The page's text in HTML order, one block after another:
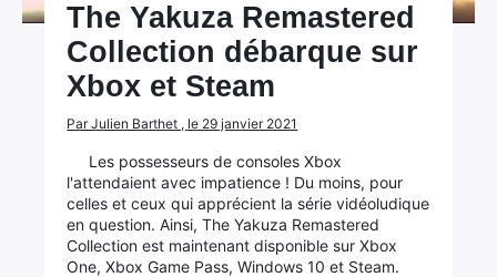
The Yakuza Remastered
Collection débarque sur
Xbox et Steam
Par Julien Barthet , le 29 janvier 2021
Les possesseurs de consoles Xbox
l'attendaient avec impatience ! Du moins, pour
celles et ceux qui apprécient la série vidéoludique
en question. Ainsi, The Yakuza Remastered
Collection est maintenant disponible sur Xbox
One, Xbox Game Pass, Windows 10 et Steam.